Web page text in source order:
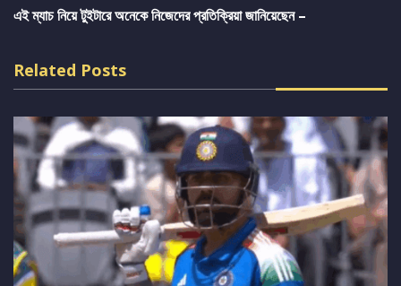
এই ম্যাচ নিয়ে টুইটারে অনেকে নিজেদের প্রতিক্রিয়া জানিয়েছেন –
Related Posts